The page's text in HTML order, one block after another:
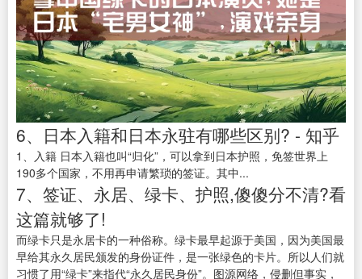
6、日本入籍和日本永驻有哪些区别? - 知乎
1、入籍 日本入籍也叫“归化”，可以拿到日本护照，免签世界上
190多个国家，不用再申请繁琐的签证。其中...
7、签证、永居、绿卡、护照,傻傻分不清?看
这篇就够了!
而绿卡只是永居卡的一种俗称。绿卡最早起源于美国，因为美国最
早给其永久居民颁发的身份证件，是一张绿色的卡片。所以人们就
习惯了用“绿卡”来指代“永久居民身份”。图源网络，侵删但事实，